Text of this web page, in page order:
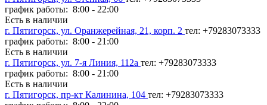
график работы: 8:00 - 22:00
Есть в наличии
г. Пятигорск, ул. Оранжерейная, 21, корп. 2 тел: +79283073333
график работы: 8:00 - 21:00
Есть в наличии
г. Пятигорск, ул. 7-я Линия, 112а тел: +79283073333
график работы: 8:00 - 21:00
Есть в наличии
г. Пятигорск, пр-кт Калинина, 104 тел: +79283073333